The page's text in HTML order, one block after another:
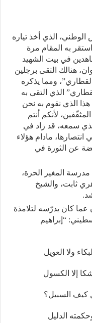
الذي أخذ تياره
به المقام مرة
في بيت الشهيد
هنالك التقى برجلين
ومما يذكره
الذي التقى به
الذي نقوم به نحن
لأنكم أنتم
سمعه، قد زاد في
انتصارها، مادام هؤلاء
عن الثورة في
المغير الحرة،
ثابت، والشيخ
عما كان يدرّسه لتلامذة
“إبراهيم
ولا العويل
إلا الكسول
كيف السبيل؟
الدليل